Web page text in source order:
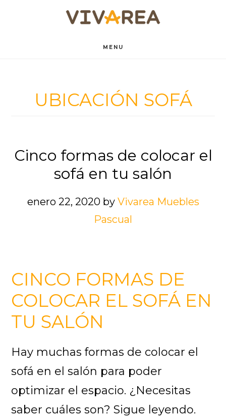
MENU
UBICACIÓN SOFÁ
Cinco formas de colocar el
sofá en tu salón
enero 22, 2020by Vivarea Muebles
Pascual
CINCO FORMAS DE
COLOCAR EL SOFÁ EN
TU SALÓN
Hay muchas formas de colocar el
sofá en el salón para poder
optimizar el espacio. ¿Necesitas
saber cuáles son? Sigue leyendo.